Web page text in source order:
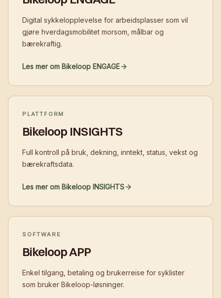
Digital sykkelopplevelse for arbeidsplasser som vil
gjøre hverdagsmobilitet morsom, målbar og
bærekraftig.
Les mer om Bikeloop ENGAGE
PLATTFORM
Bikeloop INSIGHTS
Full kontroll på bruk, dekning, inntekt, status, vekst og
bærekraftsdata.
Les mer om Bikeloop INSIGHTS
SOFTWARE
Bikeloop APP
Enkel tilgang, betaling og brukerreise for syklister
som bruker Bikeloop-løsninger.